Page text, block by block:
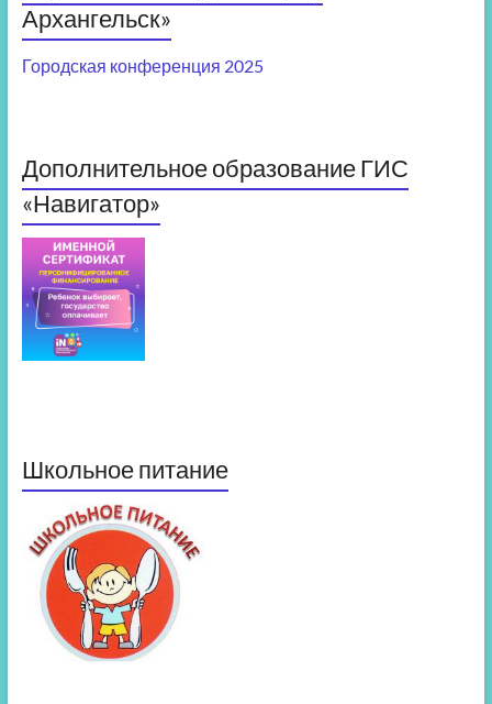
Архангельск»
Городская конференция 2025
Дополнительное образование ГИС
«Навигатор»
Школьное питание